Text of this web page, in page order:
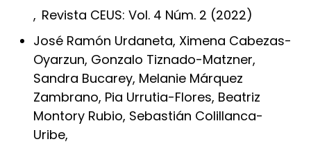
, Revista CEUS: Vol. 4 Núm. 2 (2022)
José Ramón Urdaneta, Ximena Cabezas-
Oyarzun, Gonzalo Tiznado-Matzner,
Sandra Bucarey, Melanie Márquez
Zambrano, Pia Urrutia-Flores, Beatriz
Montory Rubio, Sebastián Colillanca-
Uribe,